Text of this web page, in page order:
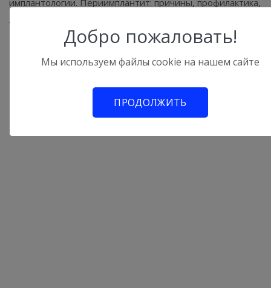
имплантологии. Периимплантит: причины, профилактика,
лечение”, 2017
Видеоотзывы
Добро пожаловать!
Мы используем файлы cookie на нашем сайте
ПРОДОЛЖИТЬ